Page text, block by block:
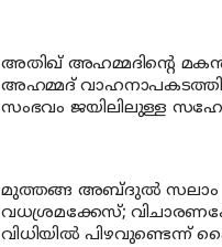
അതിഖ് അഹമ്മദിന്റെ
അഹമ്മദ്
സംഭവം ജയിലിലുള്ള
മുത്തങ്ങ അബ്ദുല്‍ സലാം
വധശ്രമക്കേസ്;
വിധിയില്‍ പിഴവുണ്ടെന്ന്